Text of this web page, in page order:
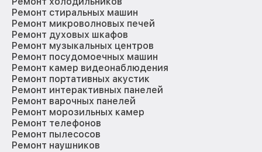
Ремонт стиральных машин
Ремонт микроволновых печей
Ремонт духовых шкафов
Ремонт музыкальных центров
Ремонт посудомоечных машин
Ремонт камер видеонаблюдения
Ремонт портативных акустик
Ремонт интерактивных панелей
Ремонт варочных панелей
Ремонт морозильных камер
Ремонт телефонов
Ремонт пылесосов
Ремонт наушников